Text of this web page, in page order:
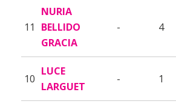
11
NURIA
BELLIDO
GRACIA
- 4
10
LUCE
LARGUET
- 1